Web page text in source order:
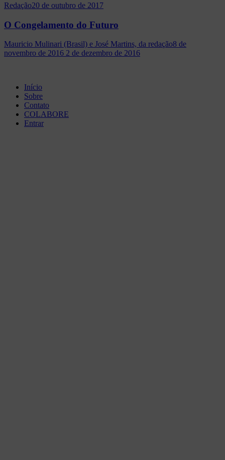
Redação20 de outubro de 2017
O Congelamento do Futuro
Mauricio Mulinari (Brasil) e José Martins, da redação8 de
novembro de 2016 2 de dezembro de 2016
Início
Sobre
Contato
COLABORE
Entrar